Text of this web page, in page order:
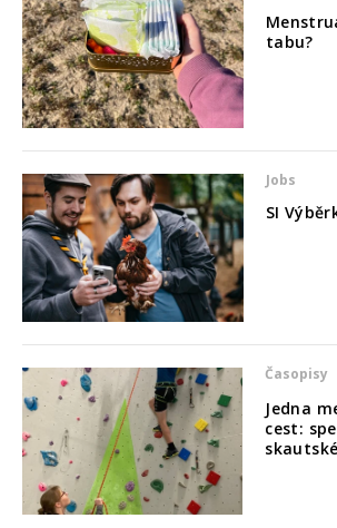
tabu?
Jobs
SI
Časopisy
Jedna
cest: